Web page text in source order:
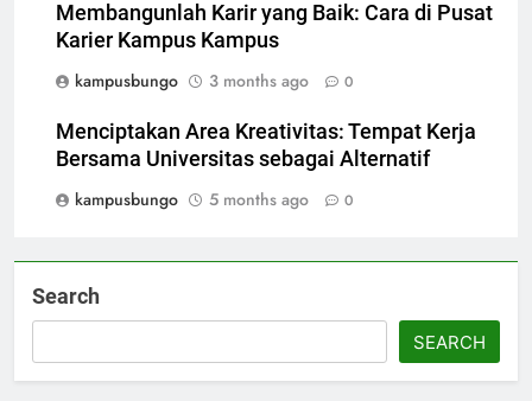
Membangunlah Karir yang Baik: Cara di Pusat
Karier Kampus Kampus
kampusbungo
3 months ago 0
Menciptakan Area Kreativitas: Tempat Kerja
Bersama Universitas sebagai Alternatif
kampusbungo
5 months ago 0
Search
SEARCH